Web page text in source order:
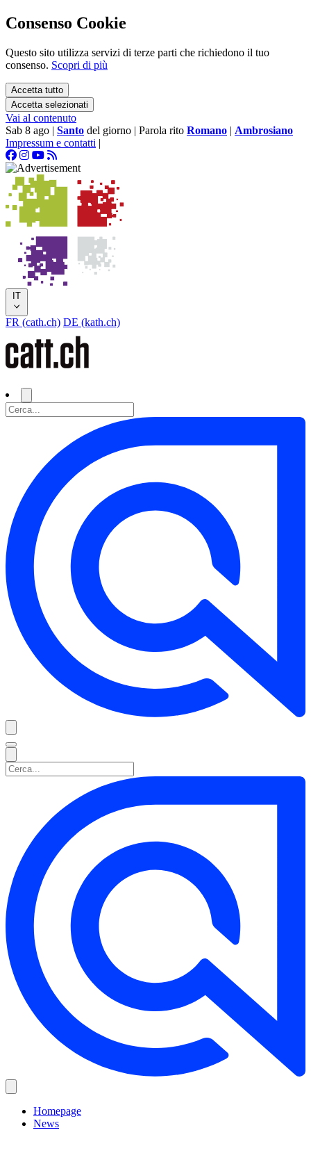
Consenso Cookie
Questo sito utilizza servizi di terze parti che richiedono il tuo
consenso. Scopri di più
Accetta tutto
Accetta selezionati
Vai al contenuto
Sab 8 ago | Santo del giorno | Parola rito Romano | Ambrosiano
Impressum e contatti |
IT
FR (cath.ch) DE (kath.ch)
Homepage
News